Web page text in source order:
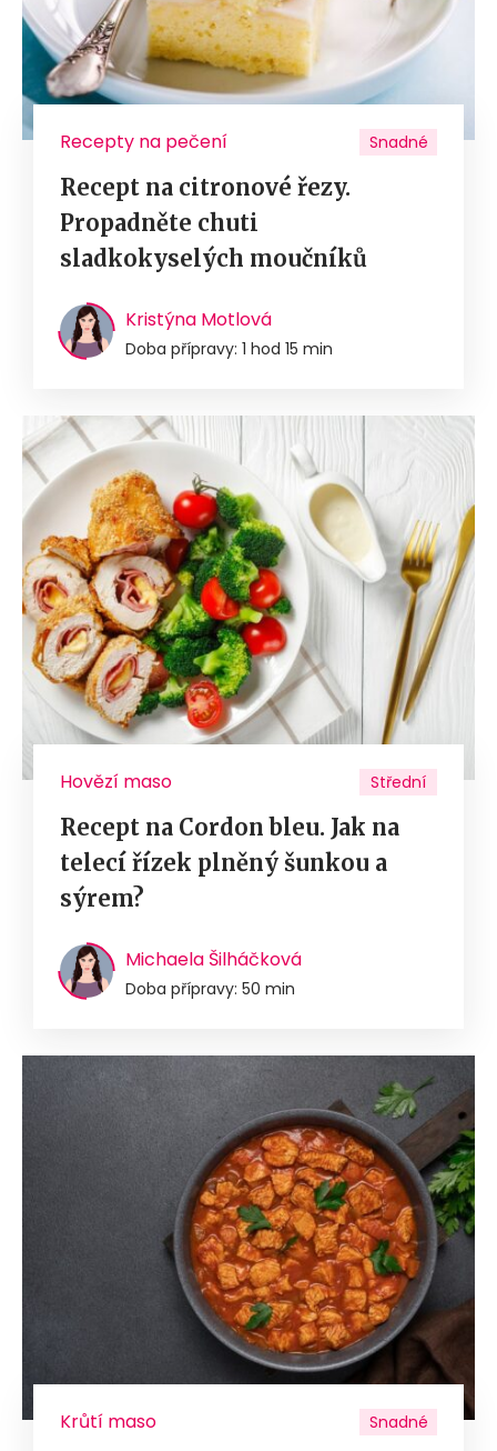
Recepty na pečení Snadné
Recept na citronové řezy.
Propadněte chuti
sladkokyselých moučníků
Kristýna Motlová
Doba přípravy: 1 hod 15 min
Hovězí maso Střední
Recept na Cordon bleu. Jak na
telecí řízek plněný šunkou a
sýrem?
Michaela Šilháčková
Doba přípravy: 50 min
Krůtí maso Snadné